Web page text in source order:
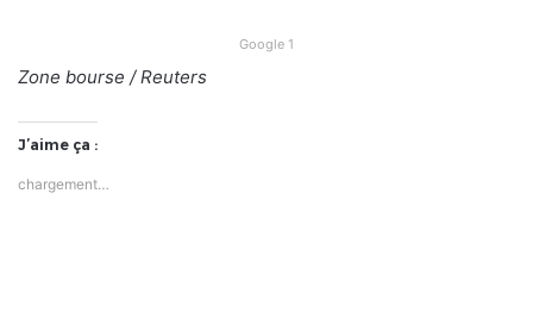
Google 1
Zone bourse / Reuters
J’aime ça :
chargement…